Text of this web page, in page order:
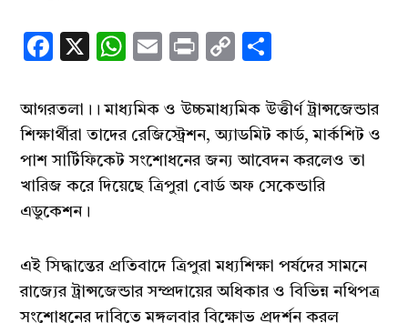
Facebook
X WhatsApp
EmailPrintCopy
আগরতলা।। মাধ্যমিক ও উচ্চমাধ্যমিক উত্তীর্ণ ট্রান্সজেন্ডার
শিক্ষার্থীরা তাদের রেজিস্ট্রেশন, অ্যাডমিট কার্ড, মার্কশিট ও
পাশ সার্টিফিকেট সংশোধনের জন্য আবেদন করলেও তা
খারিজ করে দিয়েছে ত্রিপুরা বোর্ড অফ সেকেন্ডারি
এডুকেশন।
এই সিদ্ধান্তের প্রতিবাদে ত্রিপুরা মধ্যশিক্ষা পর্ষদের সামনে
রাজ্যের ট্রান্সজেন্ডার সম্প্রদায়ের অধিকার ও বিভিন্ন নথিপত্র
সংশোধনের দাবিতে মঙ্গলবার বিক্ষোভ প্রদর্শন করল